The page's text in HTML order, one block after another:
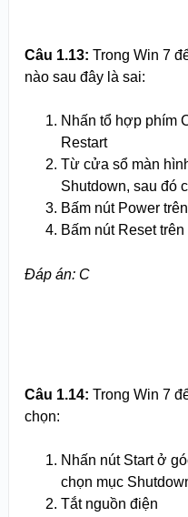
Câu 1.13: Trong Win 7
nào sau đây là sai:
Nhấn tổ hợp phím
Restart
Từ cửa sổ màn
Shutdown, sau đó
Bấm nút Power
Bấm nút Reset
Đáp án: C
Câu 1.14: Trong Win 7
chọn:
Nhấn nút Start ở
chọn mục
Tắt nguồn điện